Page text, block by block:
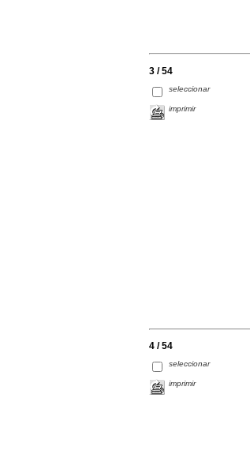
3 / 54
seleccionar
imprimir
4 / 54
seleccionar
imprimir